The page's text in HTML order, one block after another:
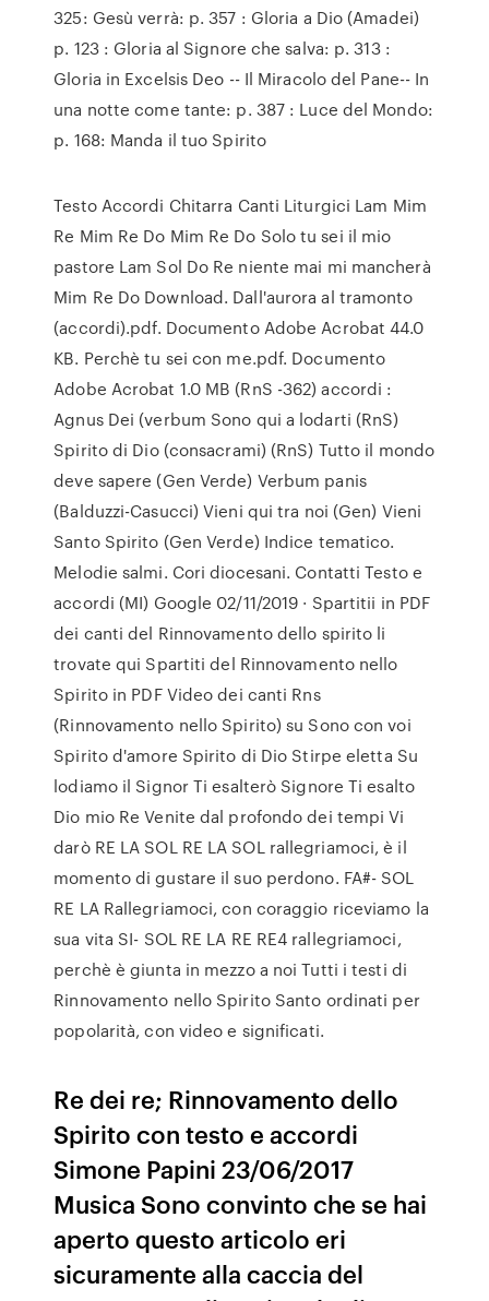
325: Gesù verrà: p. 357 : Gloria a Dio (Amadei)
p. 123 : Gloria al Signore che salva: p. 313 :
Gloria in Excelsis Deo -- Il Miracolo del Pane-- In
una notte come tante: p. 387 : Luce del Mondo:
p. 168: Manda il tuo Spirito
Testo Accordi Chitarra Canti Liturgici Lam Mim
Re Mim Re Do Mim Re Do Solo tu sei il mio
pastore Lam Sol Do Re niente mai mi mancherà
Mim Re Do Download. Dall'aurora al tramonto
(accordi).pdf. Documento Adobe Acrobat 44.0
KB. Perchè tu sei con me.pdf. Documento
Adobe Acrobat 1.0 MB (RnS -362) accordi :
Agnus Dei (verbum Sono qui a lodarti (RnS)
Spirito di Dio (consacrami) (RnS) Tutto il mondo
deve sapere (Gen Verde) Verbum panis
(Balduzzi-Casucci) Vieni qui tra noi (Gen) Vieni
Santo Spirito (Gen Verde) Indice tematico.
Melodie salmi. Cori diocesani. Contatti Testo e
accordi (MI) Google 02/11/2019 · Spartitii in PDF
dei canti del Rinnovamento dello spirito li
trovate qui Spartiti del Rinnovamento nello
Spirito in PDF Video dei canti Rns
(Rinnovamento nello Spirito) su Sono con voi
Spirito d'amore Spirito di Dio Stirpe eletta Su
lodiamo il Signor Ti esalterò Signore Ti esalto
Dio mio Re Venite dal profondo dei tempi Vi
darò RE LA SOL RE LA SOL rallegriamoci, è il
momento di gustare il suo perdono. FA#- SOL
RE LA Rallegriamoci, con coraggio riceviamo la
sua vita SI- SOL RE LA RE RE4 rallegriamoci,
perchè è giunta in mezzo a noi Tutti i testi di
Rinnovamento nello Spirito Santo ordinati per
popolarità, con video e significati.
Re dei re; Rinnovamento dello
Spirito con testo e accordi
Simone Papini 23/06/2017
Musica Sono convinto che se hai
aperto questo articolo eri
sicuramente alla caccia del